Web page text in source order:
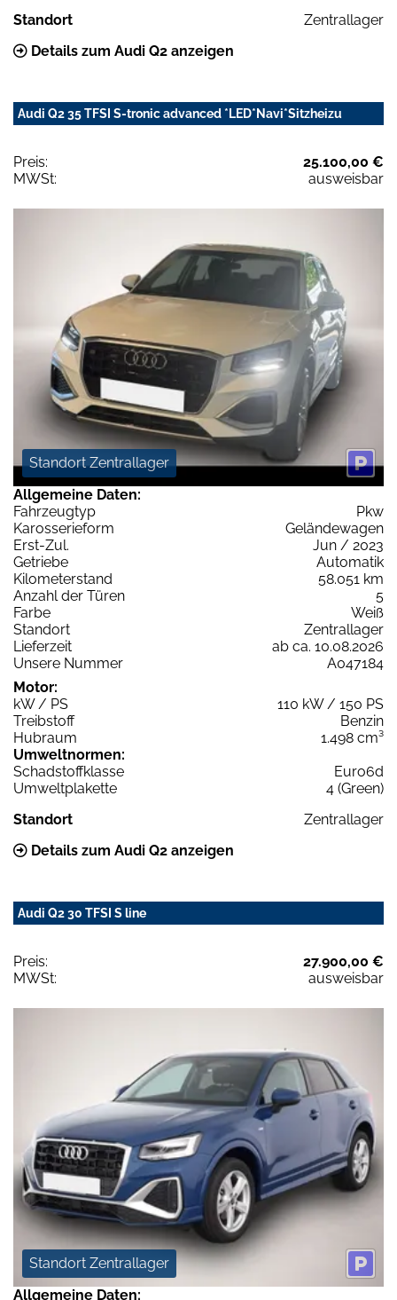
Standort
Zentrallager
Details zum Audi Q2 anzeigen
Audi Q2 35 TFSI S-tronic advanced *LED*Navi*Sitzheizu
Preis:
25.100,00 €
MWSt:
ausweisbar
Standort Zentrallager
Allgemeine Daten:
Fahrzeugtyp
Pkw
Karosserieform
Geländewagen
Erst-Zul.
Jun / 2023
Getriebe
Automatik
Kilometerstand
58.051 km
Anzahl der Türen
5
Farbe
Weiß
Standort
Zentrallager
Lieferzeit
ab ca. 10.08.2026
Unsere Nummer
A047184
Motor:
kW / PS
110 kW / 150 PS
Treibstoff
Benzin
Hubraum
1.498 cm³
Umweltnormen:
Schadstoffklasse
Euro6d
Umweltplakette
4 (Green)
Standort
Zentrallager
Details zum Audi Q2 anzeigen
Audi Q2 30 TFSI S line
Preis:
27.900,00 €
MWSt:
ausweisbar
Standort Zentrallager
Allgemeine Daten: